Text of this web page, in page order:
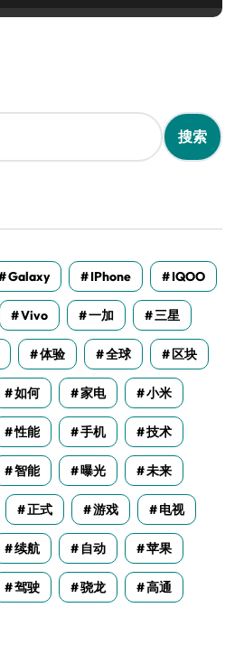
Galaxy IPhone IQOO
Vivo 一加 三星
体验 全球 区块
如何 家电 小米
性能 手机 技术
智能 曝光 未来
正式 游戏 电视
续航 自动 苹果
驾驶 骁龙 高通